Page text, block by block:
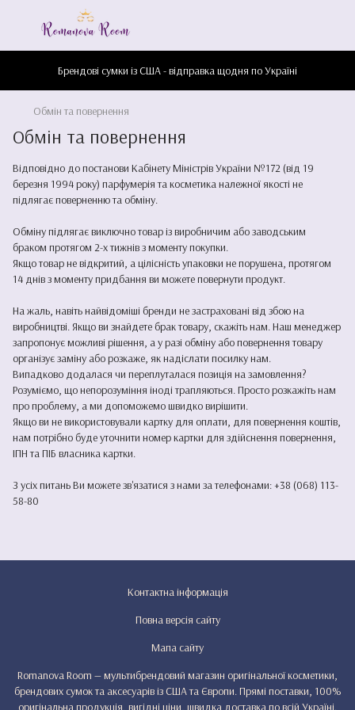
Брендові сумки із США - відправка щодня по Україні
Обмін та повернення
Обмін та повернення
Відповідно до постанови Кабінету Міністрів України №172 (від 19
березня 1994 року) парфумерія та косметика належної якості не
підлягає поверненню та обміну.
Обміну підлягає виключно товар із виробничим або заводським
браком протягом 2-х тижнів з моменту покупки.
Якщо товар не відкритий, а цілісність упаковки не порушена, протягом
14 днів з моменту придбання ви можете повернути продукт.
На жаль, навіть найвідоміші бренди не застраховані від збою на
виробництві. Якщо ви знайдете брак товару, скажіть нам. Наш менеджер
запропонує можливі рішення, а у разі обміну або повернення товару
організує заміну або розкаже, як надіслати посилку нам.
Випадково додалася чи переплуталася позиція на замовлення?
Розуміємо, що непорозуміння іноді трапляються. Просто розкажіть нам
про проблему, а ми допоможемо швидко вирішити.
Якщо ви не використовували картку для оплати, для повернення коштів,
нам потрібно буде уточнити номер картки для здійснення повернення,
ІПН та ПІБ власника картки.
З усіх питань Ви можете зв'язатися з нами за телефонами: +38 (068) 113-
58-80
Контактна інформація
Повна версія сайту
Мапа сайту
Romanova Room — мультибрендовий магазин оригінальної косметики,
брендових сумок та аксесуарів із США та Європи. Прямі поставки, 100%
оригінальна продукція, вигідні ціни, швидка доставка по всій Україні.